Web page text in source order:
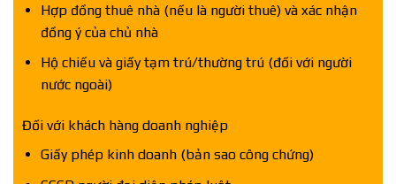
Hợp đồng thuê nhà (nếu là người thuê) và xác nhận
đồng ý của chủ nhà
Hộ chiếu và giấy tạm trú/thường trú (đối với người
nước ngoài)
Đối với khách hàng doanh nghiệp
Giấy phép kinh doanh (bản sao công chứng)